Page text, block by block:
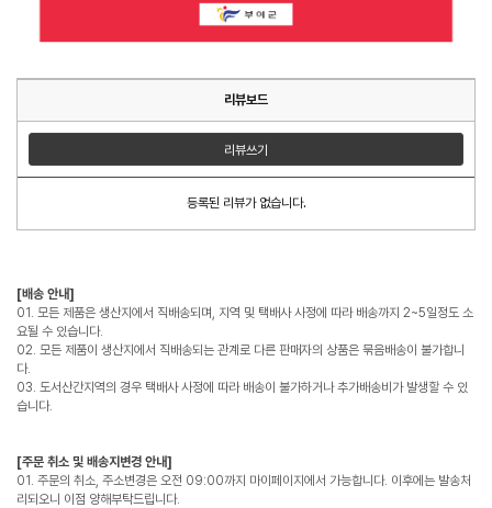
리뷰보드
리뷰쓰기
등록된 리뷰가 없습니다.
[배송 안내]
01. 모든 제품은 생산지에서 직배송되며, 지역 및 택배사 사정에 따라 배송까지 2~5일정도 소
요될 수 있습니다.
02. 모든 제품이 생산지에서 직배송되는 관계로 다른 판매자의 상품은 묶음배송이 불가합니
다.
03. 도서산간지역의 경우 택배사 사정에 따라 배송이 불가하거나 추가배송비가 발생할 수 있
습니다.
[주문 취소 및 배송지변경 안내]
01. 주문의 취소, 주소변경은 오전 09:00까지 마이페이지에서 가능합니다. 이후에는 발송처
리되오니 이점 양해부탁드립니다.